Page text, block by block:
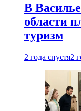
В
области
туризм
2 года спустя2